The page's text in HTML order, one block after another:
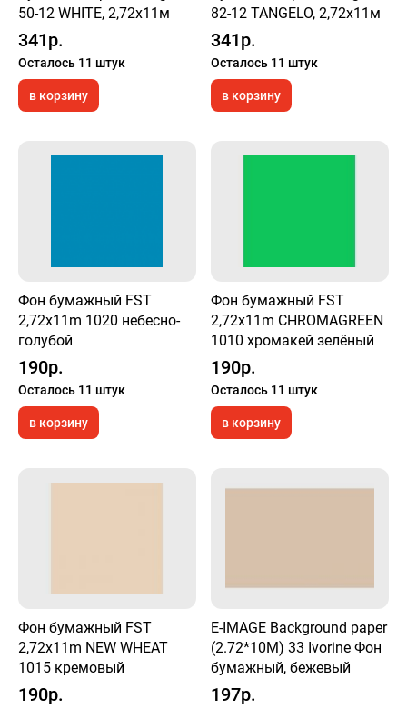
50-12 WHITE, 2,72х11м
341р.
Осталось 11 штук
в корзину
82-12 TANGELO, 2,72х11м
341р.
Осталось 11 штук
в корзину
Фон бумажный FST
2,72x11m 1020 небесно-
голубой
190р.
Осталось 11 штук
в корзину
Фон бумажный FST
2,72x11m CHROMAGREEN
1010 хромакей зелёный
190р.
Осталось 11 штук
в корзину
Фон бумажный FST
2,72x11m NEW WHEAT
1015 кремовый
190р.
E-IMAGE Background paper
(2.72*10M) 33 Ivorine Фон
бумажный, бежевый
197р.